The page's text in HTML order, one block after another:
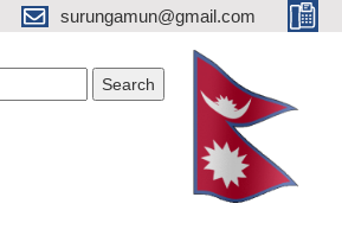
surungamun@gmail.com